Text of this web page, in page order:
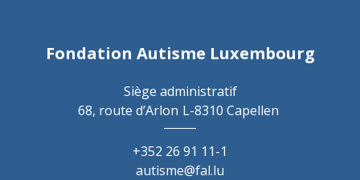
Fondation Autisme Luxembourg
Siège administratif
68, route d’Arlon L-8310 Capellen
+352 26 91 11-1
autisme@fal.lu